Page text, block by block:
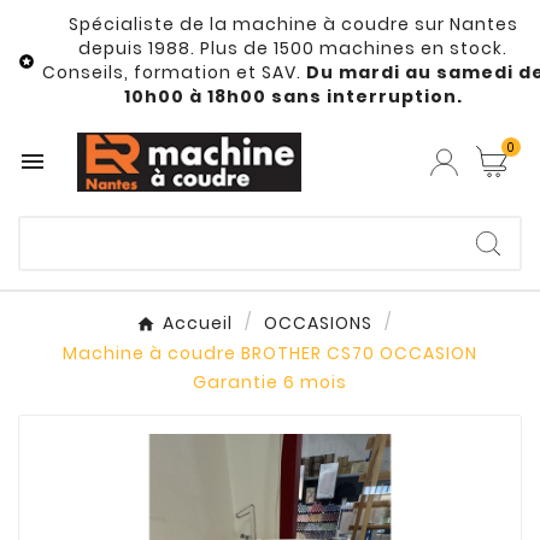

Spécialiste de la machine à coudre sur Nantes
depuis 1988. Plus de 1500 machines en stock.
Conseils, formation et SAV. Du mardi au samedi
10h00 à 18h00 sans interruption.
 0
Accueil
OCCASIONS
Machine à coudre BROTHER CS70 OCCASION
Garantie 6 mois